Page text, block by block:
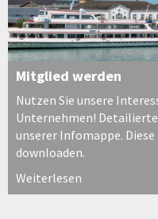
Mitglied werden
Nutzen Sie unsere
Unternehmen!
unserer Infomappe.
downloaden.
Weiterlesen